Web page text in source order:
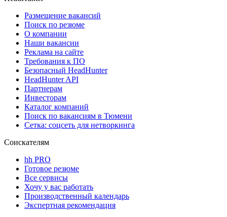
Размещение вакансий
Поиск по резюме
О компании
Наши вакансии
Реклама на сайте
Требования к ПО
Безопасный HeadHunter
HeadHunter API
Партнерам
Инвесторам
Каталог компаний
Поиск по вакансиям в Тюмени
Сетка: соцсеть для нетворкинга
Соискателям
hh PRO
Готовое резюме
Все сервисы
Хочу у вас работать
Производственный календарь
Экспертная рекомендация